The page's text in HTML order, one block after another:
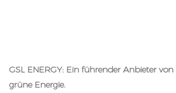
GSL ENERGY: Ein führender Anbieter von
grüne Energie.